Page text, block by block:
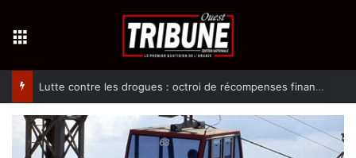
Lutte contre les drogues : octroi de récompenses financières aux dénonciateurs de trafiquants